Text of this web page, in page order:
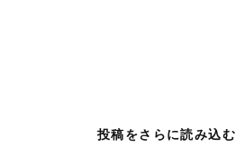
投稿をさらに読み込む